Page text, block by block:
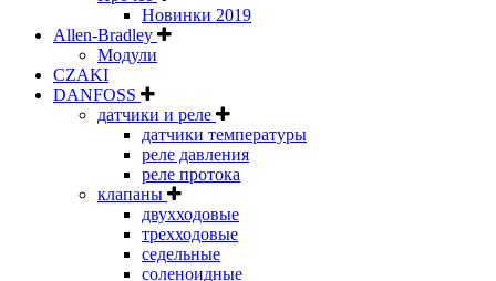
Новинки 2019
Allen-Bradley
Модули
CZAKI
DANFOSS
датчики и реле
датчики температуры
реле давления
реле протока
клапаны
двухходовые
трехходовые
седельные
соленоидные